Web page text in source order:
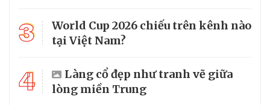
3
World Cup 2026 chiếu trên kênh nào
tại Việt Nam?
4
Làng cổ đẹp như tranh vẽ giữa
lòng miền Trung